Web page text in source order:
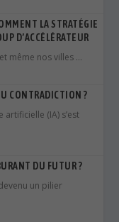
LA STRATÉGIE
D’ACCÉLÉRATEUR
même nos villes …
CONTRADICTION ?
artificielle (IA) s’est
DU FUTUR ?
un pilier